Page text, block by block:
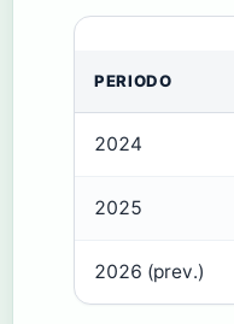
PERIODO
2024
2025
2026 (prev.)